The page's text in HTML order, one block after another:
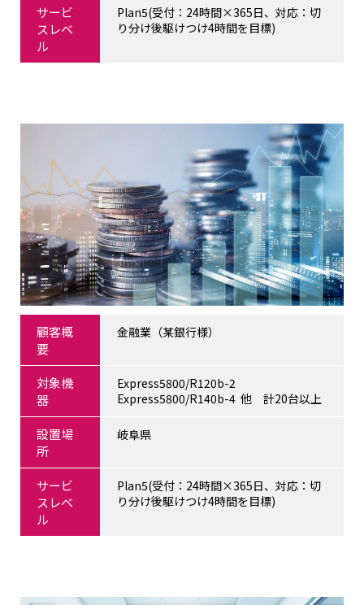
サービ
スレベ
ル
Plan5(受付：24時間×365日、対応：切
り分け後駆けつけ4時間を目標)
顧客概
要
金融業（某銀行様）
対象機
器
Express5800/R120b-2
Express5800/R140b-4 他 計20台以上
設置場
所
岐阜県
サービ
スレベ
ル
Plan5(受付：24時間×365日、対応：切
り分け後駆けつけ4時間を目標)